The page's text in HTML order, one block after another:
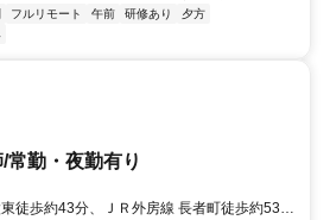
フルリモート 午前 研修あり
夕方
常勤・夜勤有り
徒歩約43分、ＪＲ外房線 長者町徒歩約53